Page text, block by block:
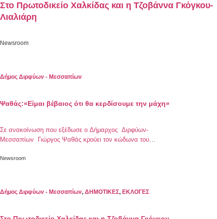
Στο Πρωτοδικείο Χαλκίδας και η Τζοβάννα Γκόγκου-
Λιαλιάρη
Newsroom
Δήμος Διρφύων - Μεσσαπίων
Ψαθάς:«Είμαι βέβαιος ότι θα κερδίσουμε την μάχη»
Σε ανακοίνωση που εξέδωσε ο Δήμαρχος Διρφύων-
Μεσσαπίων Γιώργος Ψαθάς κρούει τον κώδωνα του
προσεκτικοί. Συγκεκριμένα αναφέρει:
Newsroom
Δήμος Διρφύων - Μεσσαπίων, ΔΗΜΟΤΙΚΕΣ, ΕΚΛΟΓΕΣ